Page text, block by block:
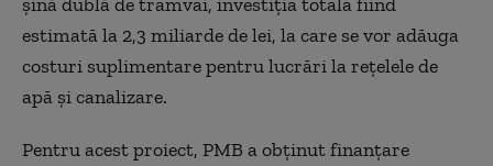
estimată la 2,3 miliarde de lei, la care se vor adăuga
costuri suplimentare pentru lucrări la rețelele de
apă și canalizare.
Pentru acest proiect, PMB a obținut finanțare